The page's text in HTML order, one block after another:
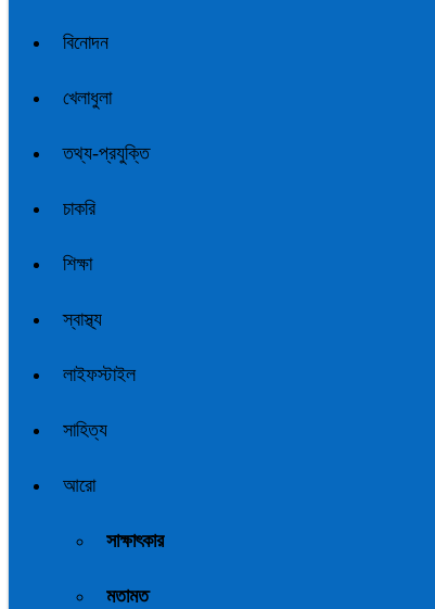
বিনোদন
খেলাধুলা
তথ্য-প্রযুক্তি
চাকরি
শিক্ষা
স্বাস্থ্য
লাইফস্টাইল
সাহিত্য
আরো
সাক্ষাৎকার
মতামত